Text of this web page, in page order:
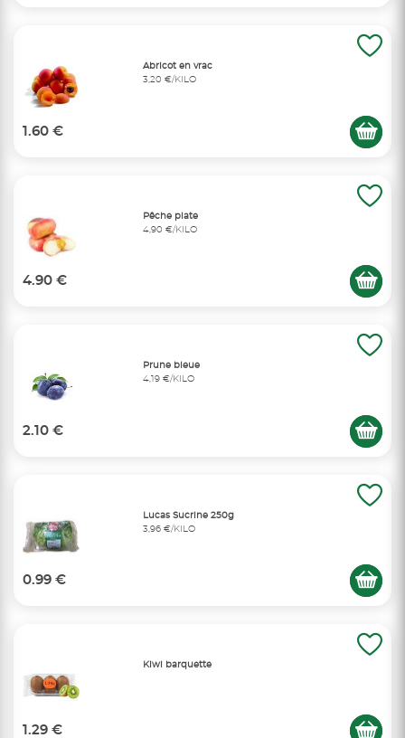
Abricot en vrac
3,20 €/KILO
1.60 €
Pêche plate
4,90 €/KILO
4.90 €
Prune bleue
4,19 €/KILO
2.10 €
Lucas Sucrine 250g
3,96 €/KILO
0.99 €
Kiwi barquette
1.29 €